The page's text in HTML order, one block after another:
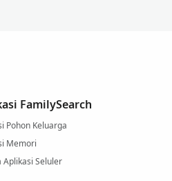
FamilySearch
Pohon Keluarga
Memori
Aplikasi Seluler